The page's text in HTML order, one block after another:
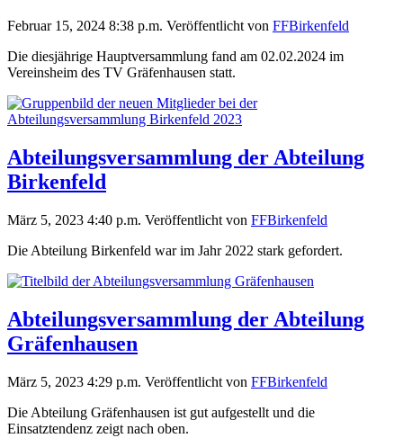
Februar 15, 2024 8:38 p.m. Veröffentlicht von FFBirkenfeld
Die diesjährige Hauptversammlung fand am 02.02.2024 im
Vereinsheim des TV Gräfenhausen statt.
Abteilungsversammlung der Abteilung
Birkenfeld
März 5, 2023 4:40 p.m. Veröffentlicht von FFBirkenfeld
Die Abteilung Birkenfeld war im Jahr 2022 stark gefordert.
Abteilungsversammlung der Abteilung
Gräfenhausen
März 5, 2023 4:29 p.m. Veröffentlicht von FFBirkenfeld
Die Abteilung Gräfenhausen ist gut aufgestellt und die
Einsatztendenz zeigt nach oben.